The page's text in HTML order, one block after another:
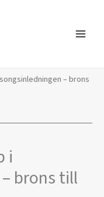
– brons
i
brons till